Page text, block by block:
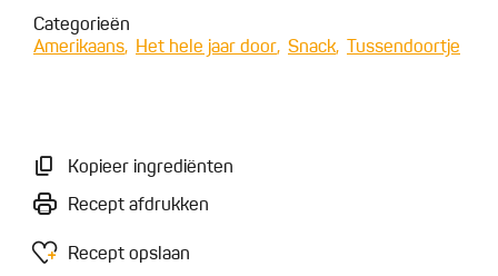
Categorieën
Amerikaans
Het hele jaar door Snack Tussendoortje
Kopieer ingrediënten
Recept afdrukken
Recept opslaan